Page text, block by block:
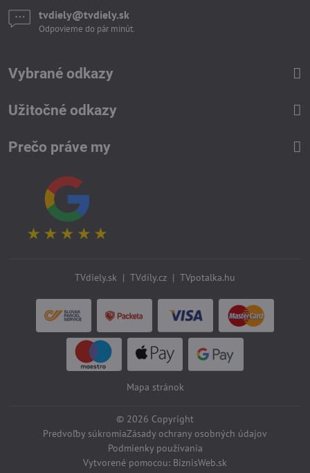
tvdiely​​@tvdiely​​.sk
Odpovieme do pár minút.
Vybrané odkazy
Užitočné odkazy
Prečo práve my
TVdiely.sk | TVdíly.cz | TVpotalka.hu
Mapa stránok
© 2026 Copyright
Predvoľby súkromiaZásady ochrany osobných údajov
Podmienky používania
Vytvorené pomocou: BiznisWeb.sk